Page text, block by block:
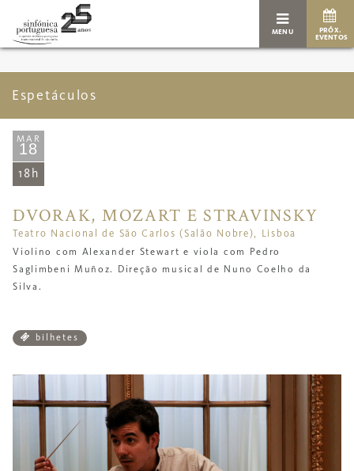
MENU
PRÓX.
EVENTOS
Espetáculos
MAR
18
18h
DVORAK, MOZART E STRAVINSKY
Teatro Nacional de São Carlos (Salão Nobre), Lisboa
Violino com
Alexander Stewart e viola com
Pedro
Saglimbeni Muñoz. Direção musical de Nuno Coelho da
Silva.
bilhetes